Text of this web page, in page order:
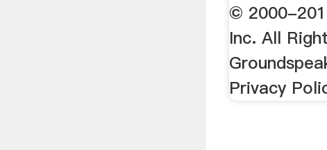
© 2000-
Inc. All
Privacy